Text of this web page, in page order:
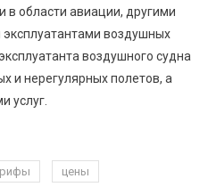
области авиации, другими
воздушных
воздушного судна
и нерегулярных полетов, а
услуг.
цены